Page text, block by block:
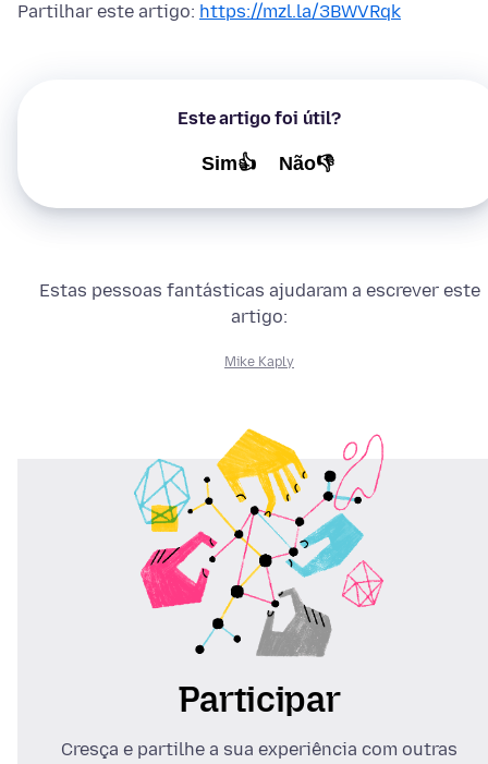
Partilhar este artigo: https://mzl.la/3BWVRqk
Este artigo foi útil?
Sim👍 Não👎
Estas pessoas fantásticas ajudaram a escrever este
artigo:
Mike Kaply
Participar
Cresça e partilhe a sua experiência com outras